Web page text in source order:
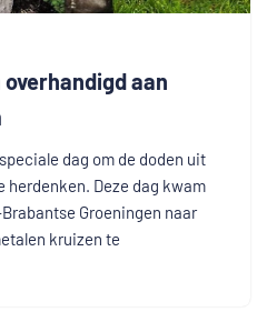
aan
dag om de doden uit
herdenken. Deze dag kwam
Groeningen naar
kruizen te